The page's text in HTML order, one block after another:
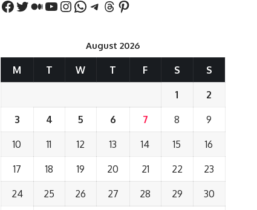
August 2026
M T W T F S S
1 2
3 4 5 6 7 8 9
10 11 12 13 14 15 16
17 18 19 20 21 22 23
24 25 26 27 28 29 30